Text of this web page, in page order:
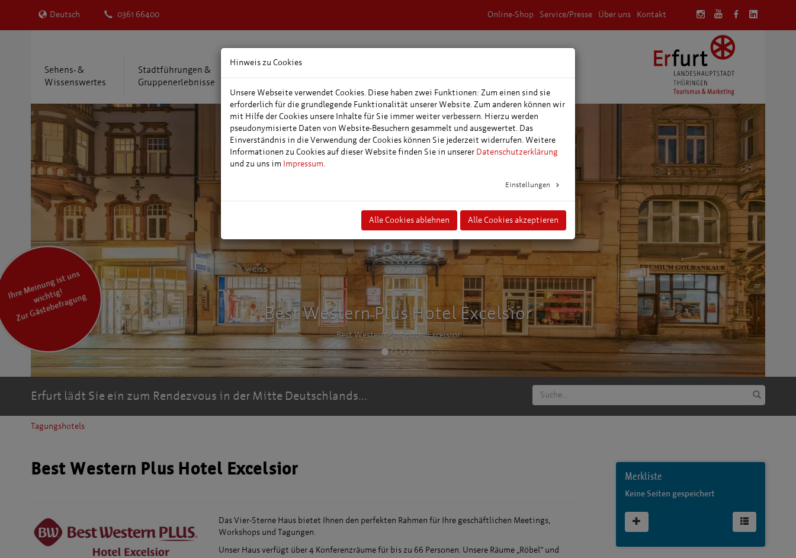
Deutsch 0361 66400 Online-Shop Service/Presse Über uns Kontakt
Sehens- &
Wissenswertes
Stadtführungen &
Gruppenerlebnisse
Superiorzimmer
Superiorzimmer
I
hr
e
M
ei
n
u
n
g ist
u
ns
wic
hti
g!
Zur Gästebefragung
Erfurt lädt Sie ein zum Rendezvous in der Mitte Deutschlands...
Tagungshotels
Best Western Plus Hotel Excelsior
Das Vier-Sterne Haus bietet Ihnen den perfekten Rahmen für Ihre geschäftlichen Meetings,
Workshops und Tagungen.
Unser Haus verfügt über 4 Konferenzräume für bis zu 66 Personen. Unsere Räume „Röbel“ und
Merkliste
Keine Seiten gespeichert
Hinweis zu Cookies
Unsere Webseite verwendet Cookies. Diese haben zwei Funktionen: Zum einen sind sie
erforderlich für die grundlegende Funktionalität unserer Website. Zum anderen können wir
mit Hilfe der Cookies unsere Inhalte für Sie immer weiter verbessern. Hierzu werden
pseudonymisierte Daten von Website-Besuchern gesammelt und ausgewertet. Das
Einverständnis in die Verwendung der Cookies können Sie jederzeit widerrufen. Weitere
Informationen zu Cookies auf dieser Website finden Sie in unserer Datenschutzerklärung
und zu uns im Impressum.
Einstellungen
Alle Cookies ablehnen Alle Cookies akzeptieren